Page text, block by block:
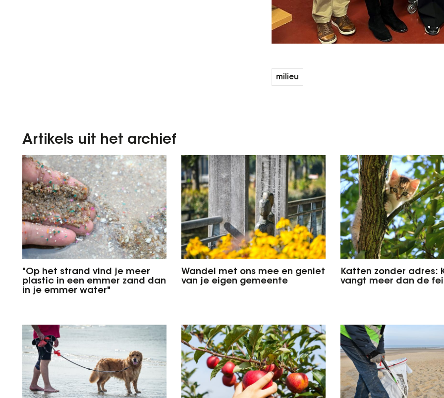
milieu
Artikels uit het archief
"Op het strand vind je meer
plastic in een emmer zand dan
in je emmer water"
Wandel met ons mee en geniet
van je eigen gemeente
Katten zonder adres:
vangt meer dan de